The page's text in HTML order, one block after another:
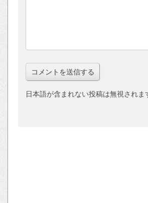
日本語が含まれない投稿は無視され